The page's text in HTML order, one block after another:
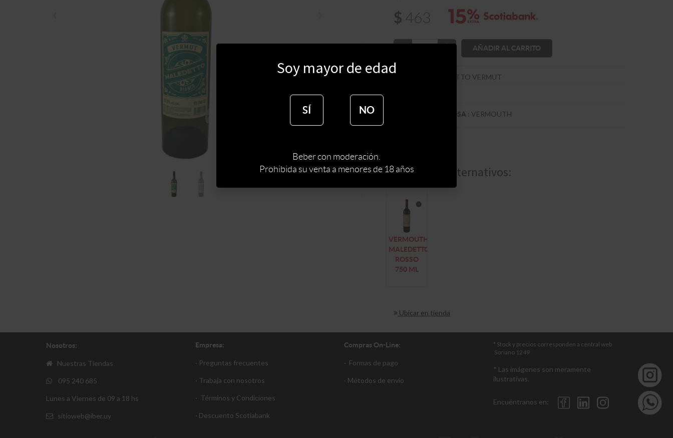
$ 463
AÑADIR AL CARRITO
MALEDETTO VERMUT
TIPO DE ESPIRITUOSA : VERMOUTH
Productos alternativos:
VERMOUTH
MALEDETTO
ROSSO
750 ML
Ubicar en tienda
Nosotros:
Nuestras Tiendas
095 240 685
Lunes a Viernes de 09 a 18 hs
sitioweb@iber.uy
Empresa:
· Preguntas frecuentes
· Trabaja con nosotros
· Términos y Condiciones
· Descuento Scotiabank
Compras On-Line:
· Formas de pago
· Métodos de envío
* Stock y precios corresponden a central web
Soriano 1249
* Las imágenes son meramente
ilustrativas.
Encuéntranos en:
Soy mayor de edad
SÍ NO
Beber con moderación.
Prohibida su venta a menores de 18 años